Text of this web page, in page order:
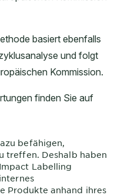
befähigen,
treffen. Deshalb haben
Labelling
Produkte anhand ihres